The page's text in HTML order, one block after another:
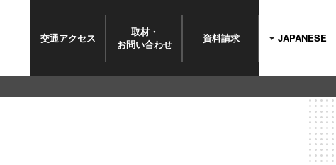
交通アクセス
取材・
お問い合わせ 資料請求 JAPANESE